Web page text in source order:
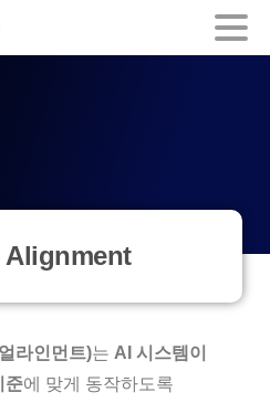
Alignment
라인먼트)는 AI 시스템이
준에 맞게 동작하도록